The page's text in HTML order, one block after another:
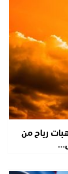
رياح من